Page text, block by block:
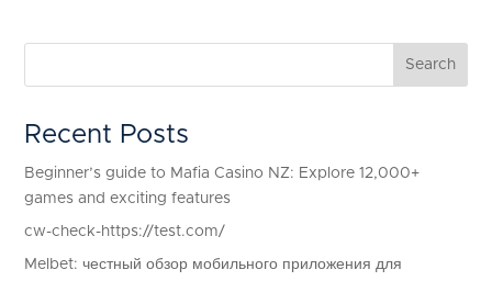
Search
Recent Posts
Beginner’s guide to Mafia Casino NZ: Explore 12,000+
games and exciting features
cw-check-https://test.com/
Melbet: честный обзор мобильного приложения для